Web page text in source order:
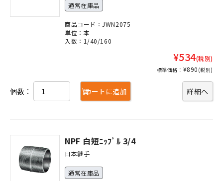
通常在庫品
商品コード：JWN2075
単位：本
入数：1/40/160
¥534(税別)
標準価格： ¥890 (税別)
詳細へ
個数： カートに追加
NPF 白短ﾆｯﾌﾟﾙ 3/4
日本継手
通常在庫品